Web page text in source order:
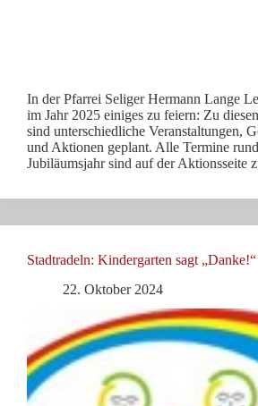
In der Pfarrei Seliger Hermann Lange
im Jahr 2025 einiges zu feiern: Zu
sind unterschiedliche Veranstaltungen,
und Aktionen geplant. Alle Termine
Jubiläumsjahr sind auf der Aktionsseite
Stadtradeln: Kindergarten sagt „Danke!“
22. Oktober 2024